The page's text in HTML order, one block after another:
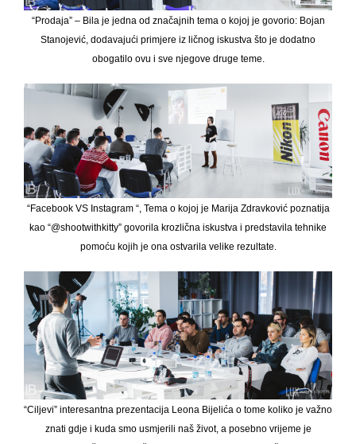
“Prodaja” – Bila je jedna od značajnih tema o kojoj je govorio: Bojan
Stanojević, dodavajući primjere iz ličnog iskustva što je dodatno
obogatilo ovu i sve njegove druge teme.
“Facebook VS Instagram “, Tema o kojoj je Marija Zdravković poznatija
kao “@shootwithkitty” govorila krozlična iskustva i predstavila tehnike
pomoću kojih je ona ostvarila velike rezultate.
“Ciljevi” interesantna prezentacija Leona Bijelića o tome koliko je važno
znati gdje i kuda smo usmjerili naš život, a posebno vrijeme je